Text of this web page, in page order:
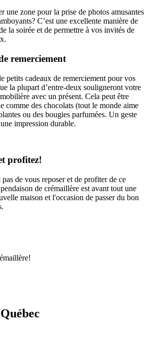
une zone pour la prise de photos amusantes
C’est une excellente manière de
la soirée et de permettre à vos invités de
remerciement
petits cadeaux de remerciement pour vos
la plupart d’entre-deux souligneront votre
avec un présent. Cela peut être
comme des chocolats (tout le monde aime
ou des bougies parfumées. Un geste
impression durable.
profitez!
de vous reposer et de profiter de ce
de crémaillère est avant tout une
maison et l'occasion de passer du bon